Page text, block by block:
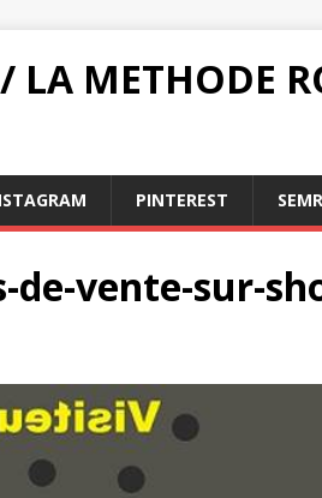
LA METHODE
PINTEREST
vente-sur-